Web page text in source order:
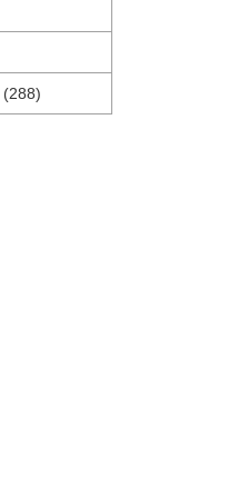
(288)